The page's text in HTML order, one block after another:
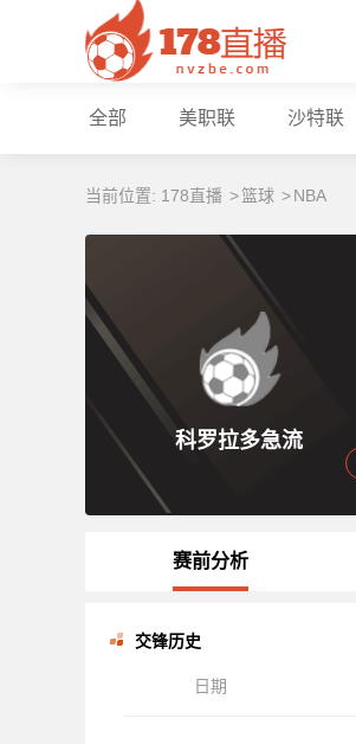
全部 美职联 沙特联
当前位置: 178直播 >篮球 >NBA
科罗拉多急流
赛前分析
交锋历史
日期